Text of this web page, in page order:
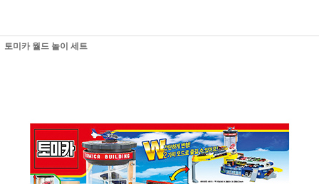
토미카 월드 놀이 세트